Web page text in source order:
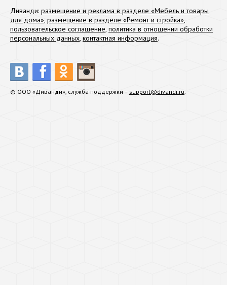
Диванди: размещение и реклама в разделе «Мебель и товары
для дома», размещение в разделе «Ремонт и стройка»,
пользовательское соглашение, политика в отношении обработки
персональных данных, контактная информация.
© ООО «Диванди», служба поддержки – support@divandi.ru.